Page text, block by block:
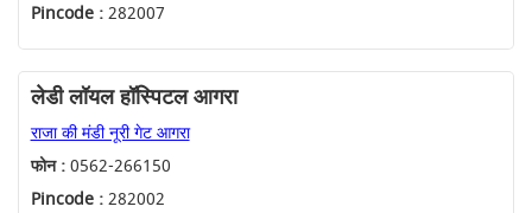
Pincode :282007
लेडी लॉयल हॉस्पिटल आगरा
राजा की मंडी नूरी गेट आगरा
फोन :0562-266150
Pincode :282002